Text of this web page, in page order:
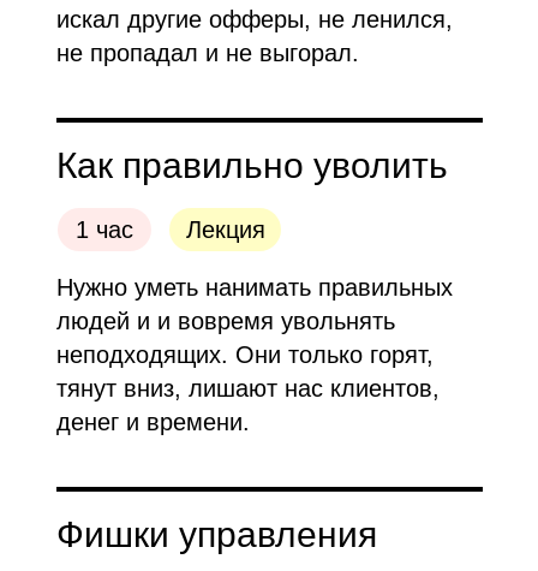
искал другие офферы, не ленился,
не пропадал и не выгорал.
Как правильно уволить
1 час Лекция
Нужно уметь нанимать правильных
людей и и вовремя увольнять
неподходящих. Они только горят,
тянут вниз, лишают нас клиентов,
денег и времени.
Фишки управления